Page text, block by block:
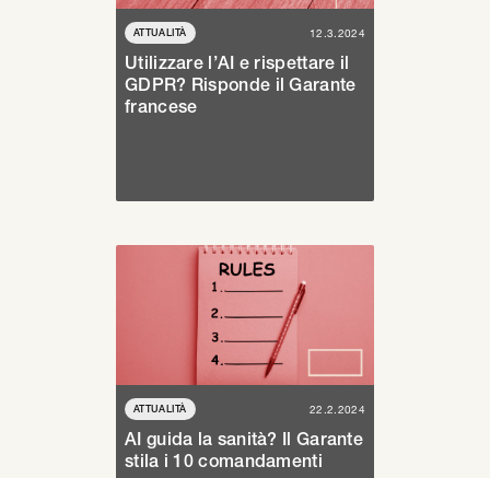
ATTUALITÀ 12.3.2024
Utilizzare l’AI e rispettare il
GDPR? Risponde il Garante
francese
ATTUALITÀ 22.2.2024
AI guida la sanità? Il Garante
stila i 10 comandamenti